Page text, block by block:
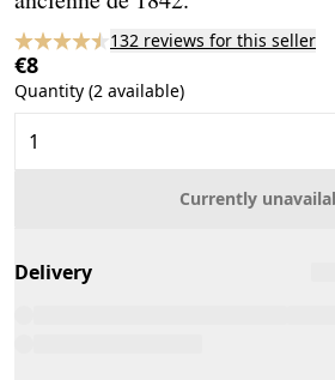
132 reviews for this seller
€8
Quantity (2 available)
Currently
Delivery